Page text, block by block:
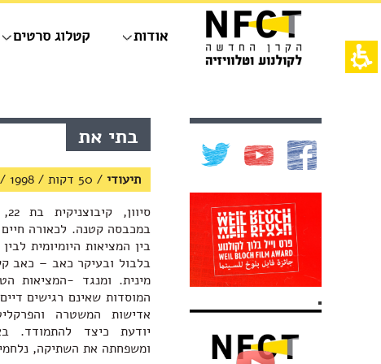
תחילתו
אינטרנט,
לחץ
אודות קטלוג סרטים
תוכן
מרכזי,
ללחוץ
אנטר
לדלג
לאזור
הבא
בתי את
תיעודי / 50 דקות /
1998
/
במכבסה קטנה. לכאורה
בין המציאות היומיומית
בלבול ובעיקר כאב – כאב
מינית. ומנגד -המציאות
המוסדות שאינם רגישים
אדישות המשטרה
יודעת כיצד להתמודד.
ומשפחתה את השתיקה,